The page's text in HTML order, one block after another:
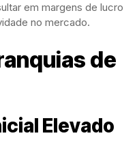
em margens de lucro
no mercado.
de
Elevado